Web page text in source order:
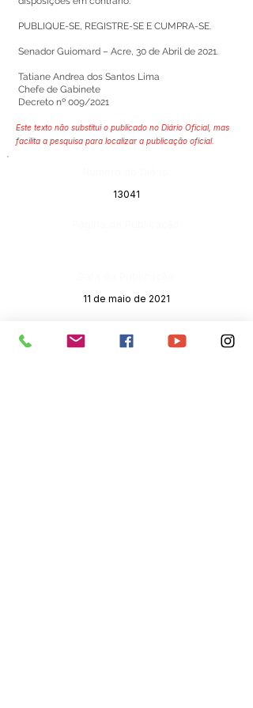
PUBLIQUE-SE, REGISTRE-SE E CUMPRA-SE.
Senador Guiomard – Acre, 30 de Abril de 2021.
Tatiane Andrea dos Santos Lima
Chefe de Gabinete
Decreto nº 009/2021
Este texto não substitui o publicado no Diário Oficial, mas
facilita a pesquisa para localizar a publicação oficial.
13041
11 de maio de 2021
Gabinete do Prefeito